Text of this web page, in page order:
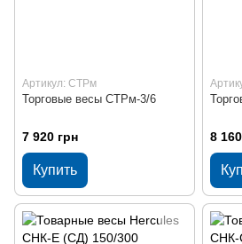
Артикул: СТРм
Торговые весы СТРм-3/6
7 920 грн
Купить
8